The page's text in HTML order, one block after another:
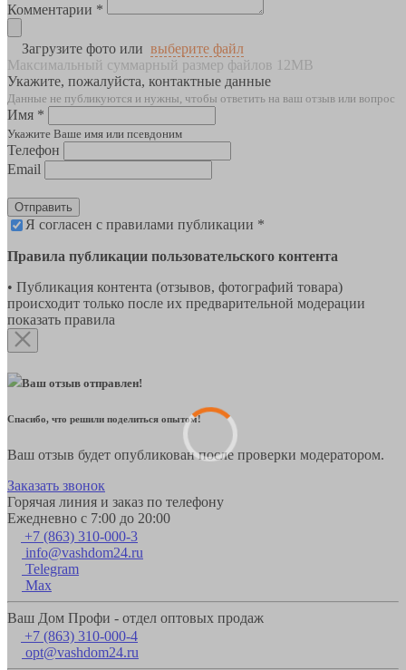
Комментарии *
Загрузите фото или выберите файл
Максимальный суммарный размер файлов 12MB
Укажите, пожалуйста, контактные данные
Данные не публикуются и нужны, чтобы ответить на ваш отзыв или вопрос
Имя *
Укажите Ваше имя или псевдоним
Телефон
Email
Отправить
Я согласен с правилами публикации *
Правила публикации пользовательского контента
• Публикация контента (отзывов, фотографий товара)
происходит только после их предварительной модерации
показать правила
Ваш отзыв отправлен!
Спасибо, что решили поделиться опытом!
Ваш отзыв будет опубликован после проверки модератором.
Заказать звонок
Горячая линия и заказ по телефону
Ежедневно с 7:00 до 20:00
+7 (863) 310-000-3
info@vashdom24.ru
Telegram
Max
Ваш Дом Профи - отдел оптовых продаж
+7 (863) 310-000-4
opt@vashdom24.ru